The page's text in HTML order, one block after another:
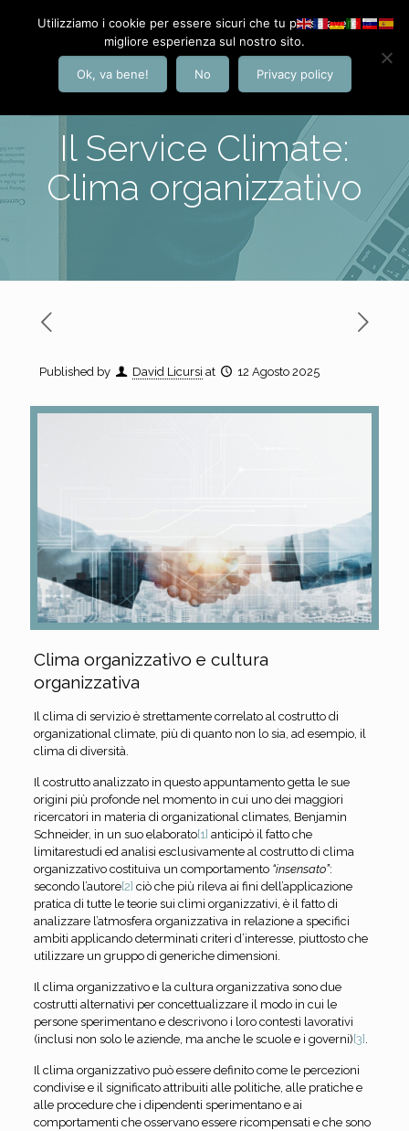
Il Service Climate:
Clima organizzativo
Published by David Licursi at 12 Agosto 2025
Clima organizzativo e cultura
organizzativa
Il clima di servizio è strettamente correlato al costrutto di
organizational climate, più di quanto non lo sia, ad esempio, il
clima di diversità.
Il costrutto analizzato in questo appuntamento getta le sue
origini più profonde nel momento in cui uno dei maggiori
ricercatori in materia di organizational climates, Benjamin
Schneider, in un suo elaborato[1] anticipò il fatto che
limitarestudi ed analisi esclusivamente al costrutto di clima
organizzativo costituiva un comportamento “insensato”:
secondo l’autore[2] ciò che più rileva ai fini dell’applicazione
pratica di tutte le teorie sui climi organizzativi, è il fatto di
analizzare l’atmosfera organizzativa in relazione a specifici
ambiti applicando determinati criteri d’interesse, piuttosto che
utilizzare un gruppo di generiche dimensioni.
Il clima organizzativo e la cultura organizzativa sono due
costrutti alternativi per concettualizzare il modo in cui le
persone sperimentano e descrivono i loro contesti lavorativi
(inclusi non solo le aziende, ma anche le scuole e i governi) [3]
Il clima organizzativo può essere definito come le percezioni
condivise e il significato attribuiti alle politiche, alle pratiche e
alle procedure che i dipendenti sperimentano e ai
comportamenti che osservano essere ricompensati e che sono
Utilizziamo i cookie per essere sicuri che tu possa avere la
migliore esperienza sul nostro sito.
Ok, va bene! No Privacy policy